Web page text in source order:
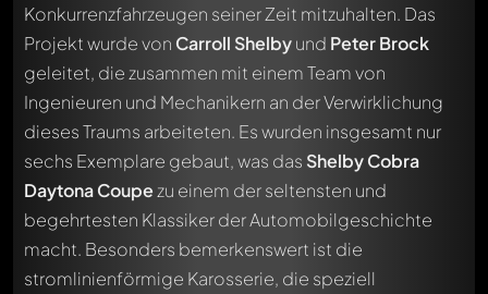
Konkurrenzfahrzeugen seiner Zeit mitzuhalten. Das
Projekt wurde von Carroll Shelbyund Peter Brock
geleitet, die zusammen mit einem Team von
Ingenieuren und Mechanikern an der Verwirklichung
dieses Traums arbeiteten. Es wurden insgesamt nur
sechs Exemplare gebaut, was das Shelby Cobra
Daytona Coupe zu einem der seltensten und
begehrtesten Klassiker der Automobilgeschichte
macht. Besonders bemerkenswert ist die
stromlinienförmige Karosserie, die speziell